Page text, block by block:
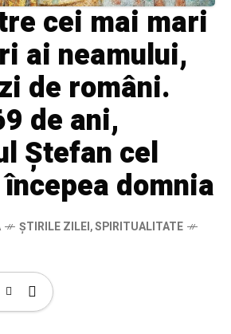
cei mai mari
ai neamului,
de români.
de ani,
Ștefan cel
domnia
ȘTIRILE ZILEI,SPIRITUALITATE